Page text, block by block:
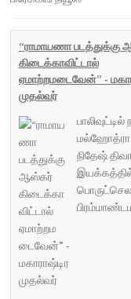
“ராமாயணா படத்துக்கு
கிடைக்காவிட்டால்
ஏமாற்றமடைவேன்” -
முதல்வர்
பாலிவுட்டில்
மல்ஹோத்ரா
நிதேஷ்